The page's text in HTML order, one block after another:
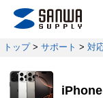
トップ> サポート > 対